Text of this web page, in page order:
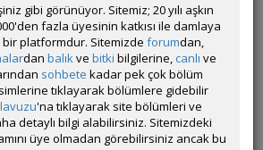
Belirleme
türünü bilmediğiniz balıklar hakkında,
yardım alabileceğiniz forum
Haberler
organizasyonlar, akvaryumcular,
ile ilgili duyuruların, tanıtımların ve
bölüm.
Var!,Akvaryumcu Önerileri ve
gibi görünüyor. Sitemiz; 20 yılı aşkın
fazla üyesinin katkısı ile damlaya
platformdur. Sitemizde forumdan,
dan balıkve bitki bilgilerine, canlı ve
sohbete kadar pek çok bölüm
tıklayarak bölümlere gidebilir
'na tıklayarak site bölümleri ve
detaylı bilgi alabilirsiniz. Sitemizdeki
üye olmadan görebilirsiniz ancak bu